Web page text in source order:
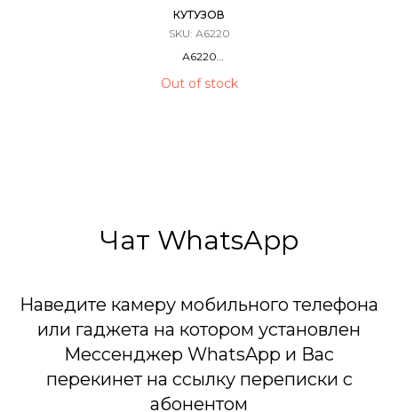
КУТУЗОВ
SKU: А6220
А6220
12 ЗАРЯДОВ / 1,75 КАЛИБР
Out of stock
Чат WhatsApp
Наведите камеру мобильного телефона
или гаджета на котором установлен
Мессенджер WhatsApp и Вас
перекинет на ссылку переписки с
абонентом